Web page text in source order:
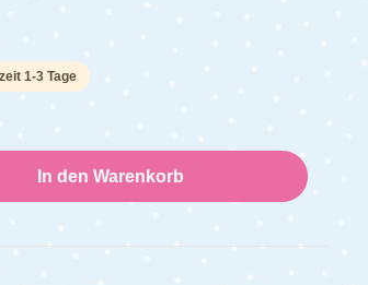
von 5 Sternen
1-3 Tage
den gewünschten Wert ein
In den Warenkorb